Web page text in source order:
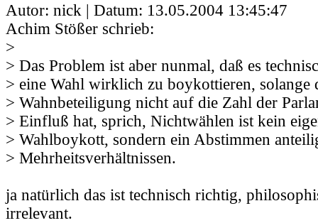
Autor: nick | Datum: 13.05.2004 13:45:47
Achim Stößer schrieb:
>
> Das Problem ist aber nunmal, daß es
> eine Wahl wirklich zu boykottieren, solange
> Wahnbeteiligung nicht auf die Zahl der
> Einfluß hat, sprich, Nichtwählen ist kein
> Wahlboykott, sondern ein Abstimmen
> Mehrheitsverhältnissen.
ja natürlich das ist technisch richtig,
irrelevant.